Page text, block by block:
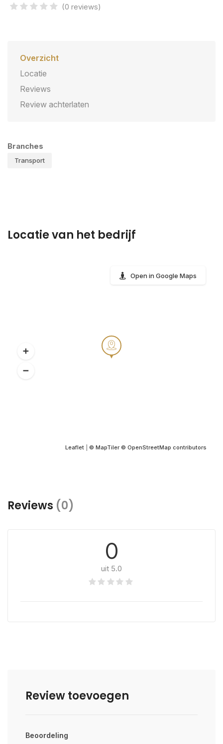
(0 reviews)
Overzicht
Locatie
Reviews
Review achterlaten
Branches
Transport
Locatie van het bedrijf
Leaflet © MapTiler © OpenStreetMap contributors
Open in Google Maps
Reviews (0)
0
uit 5.0
Review toevoegen
Beoordeling